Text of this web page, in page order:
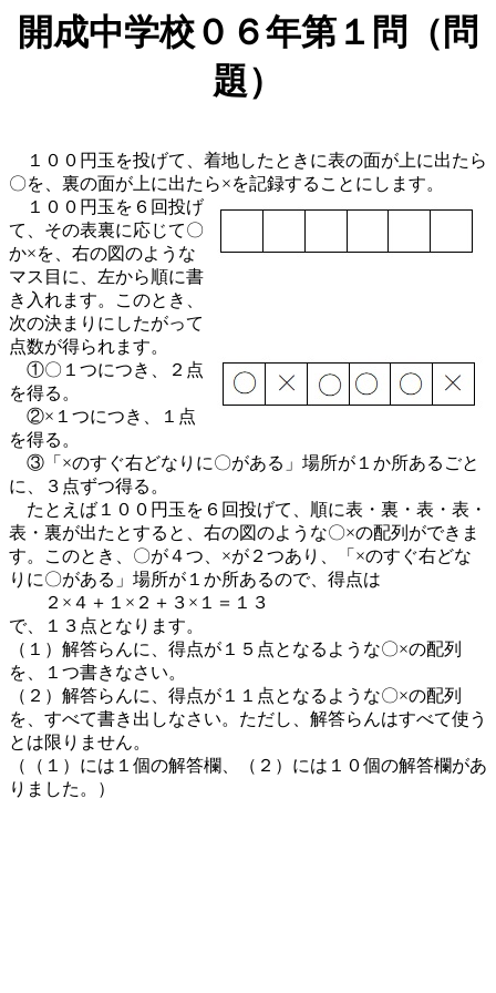
開成中学校０６年第１問（問
題）
１００円玉を投げて、着地したときに表の面が上に出たら
〇を、裏の面が上に出たら×を記録することにします。
１００円玉を６回投げ
て、その表裏に応じて〇
か×を、右の図のような
マス目に、左から順に書
き入れます。このとき、
次の決まりにしたがって
点数が得られます。
①〇１つにつき、２点
を得る。
②×１つにつき、１点
を得る。
③「×のすぐ右どなりに〇がある」場所が１か所あるごと
に、３点ずつ得る。
たとえば１００円玉を６回投げて、順に表・裏・表・表・
表・裏が出たとすると、右の図のような〇×の配列ができま
す。このとき、〇が４つ、×が２つあり、「×のすぐ右どな
りに〇がある」場所が１か所あるので、得点は
２×４＋１×２＋３×１＝１３
で、１３点となります。
（１）解答らんに、得点が１５点となるような〇×の配列
を、１つ書きなさい。
（２）解答らんに、得点が１１点となるような〇×の配列
を、すべて書き出しなさい。ただし、解答らんはすべて使う
とは限りません。
（（１）には１個の解答欄、（２）には１０個の解答欄があ
りました。）